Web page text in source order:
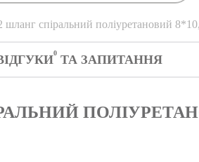
шланг спіральний поліуретановий
0 ТА ЗАПИТАННЯ